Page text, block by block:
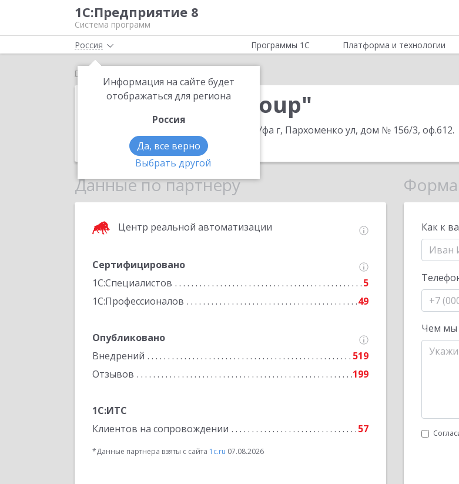
1С:Предприятие 8
Система программ
Россия
Информация на сайте будет
отображаться для региона
Россия
Да, все верно
Выбрать другой
Программы 1С Платформа и технологии
Главная
ВЦ "Custom Group"
450006, Башкортостан Респ, Уфа г, Пархоменко ул, дом № 156/3, оф.612.
Телефон: +7 (347) 246-6858
Данные по партнеру
Центр реальной автоматизации
Сертифицировано
1С:Специалистов
5
1С:Профессионалов
49
Опубликовано
Внедрений
519
Отзывов
199
1С:ИТС
Клиентов на сопровождении
57
*Данные партнера взяты с сайта 1c.ru 07.08.2026
Форма
Как к
Чем мы